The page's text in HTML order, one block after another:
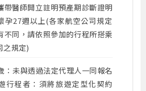
帶醫師開立註明預產期診斷證明
孕27週以上(各家航空公司規定
不同，請依照參加的行程所搭乘
之規定)
：未與透過法定代理人一同報名
行程者：須將旅遊定型化契約